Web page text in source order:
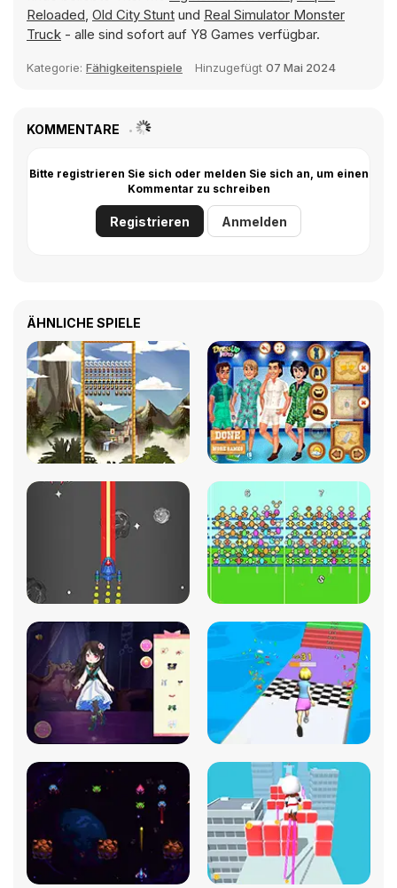
Reloaded, Old City Stunt und Real Simulator Monster
Truck - alle sind sofort auf Y8 Games verfügbar.
Kategorie: Fähigkeitenspiele Hinzugefügt 07 Mai 2024
KOMMENTARE
Bitte registrieren Sie sich oder melden Sie sich an, um einen
Kommentar zu schreiben
Registrieren Anmelden
ÄHNLICHE SPIELE